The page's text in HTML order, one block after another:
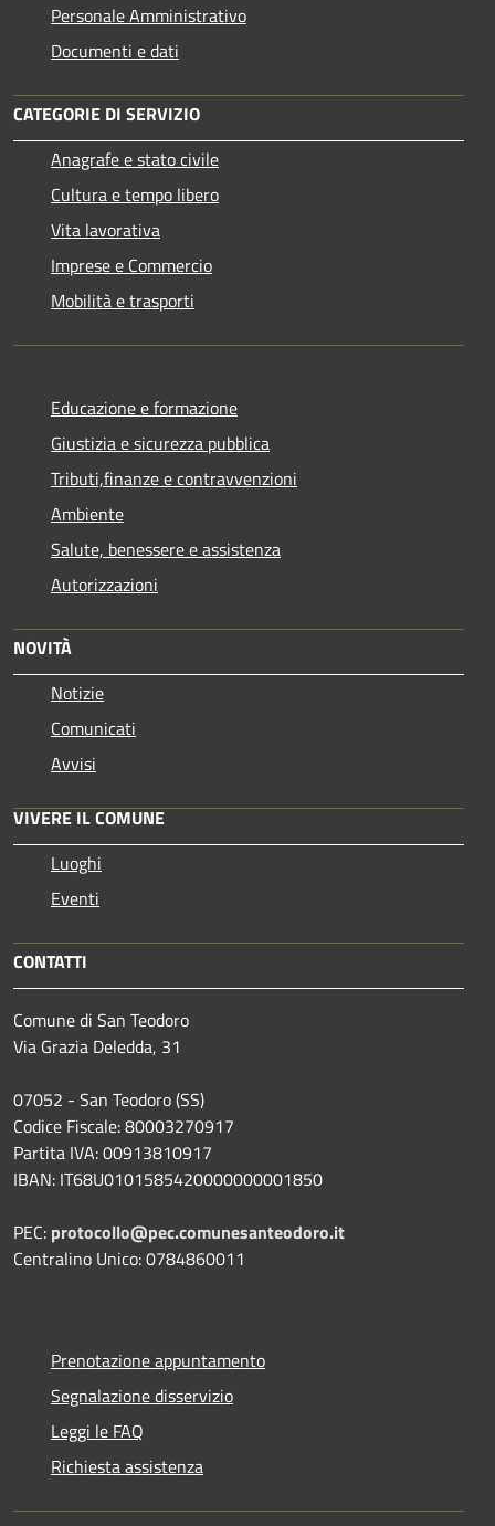
Personale Amministrativo
Documenti e dati
CATEGORIE DI SERVIZIO
Anagrafe e stato civile
Cultura e tempo libero
Vita lavorativa
Imprese e Commercio
Mobilità e trasporti
Educazione e formazione
Giustizia e sicurezza pubblica
Tributi,finanze e contravvenzioni
Ambiente
Salute, benessere e assistenza
Autorizzazioni
NOVITÀ
Notizie
Comunicati
Avvisi
VIVERE IL COMUNE
Luoghi
Eventi
CONTATTI
Comune di San Teodoro
Via Grazia Deledda, 31
07052 - San Teodoro (SS)
Codice Fiscale: 80003270917
Partita IVA: 00913810917
IBAN: IT68U0101585420000000001850
PEC: protocollo@pec.comunesanteodoro.it
Centralino Unico: 0784860011
Prenotazione appuntamento
Segnalazione disservizio
Leggi le FAQ
Richiesta assistenza